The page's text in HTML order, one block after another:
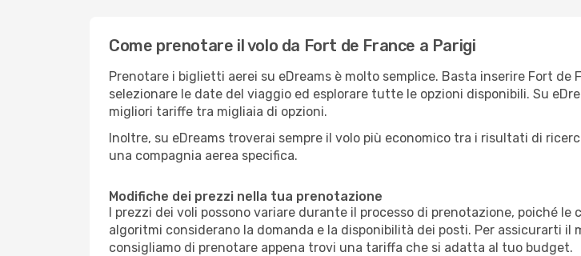
Come prenotare il volo da Fort de France a Parigi
Prenotare i biglietti aerei su eDreams è molto semplice. Basta inserire Fort de
selezionare le date del viaggio ed esplorare tutte le opzioni disponibili. Su
migliori tariffe tra migliaia di opzioni.
Inoltre, su eDreams troverai sempre il volo più economico tra i risultati di
una compagnia aerea specifica.
Modifiche dei prezzi nella tua prenotazione
I prezzi dei voli possono variare durante il processo di prenotazione, poiché
algoritmi considerano la domanda e la disponibilità dei posti. Per assicurarti
consigliamo di prenotare appena trovi una tariffa che si adatta al tuo budget.